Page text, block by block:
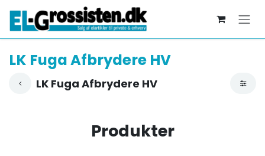
LK Fuga Afbrydere HV
LK Fuga Afbrydere HV
Produkter